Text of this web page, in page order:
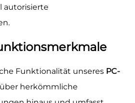
autorisierte
Funktionalität unseres PC-
herkömmliche